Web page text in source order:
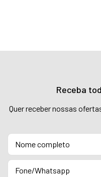
Receba
Quer receber nossas